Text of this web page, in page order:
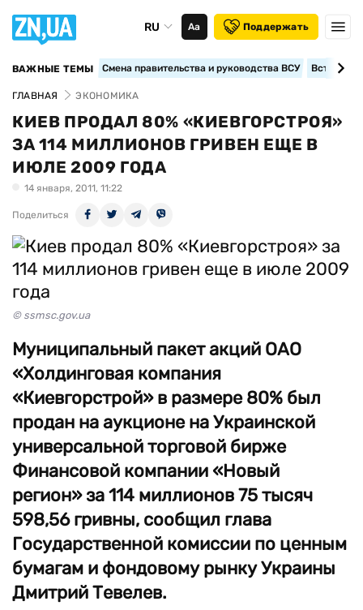
RU Аа Поддержать
ВАЖНЫЕ ТЕМЫ Смена правительства и руководства ВСУ
ГЛАВНАЯ ЭКОНОМИКА
КИЕВ ПРОДАЛ 80% «КИЕВГОРСТРОЯ»
ЗА 114 МИЛЛИОНОВ ГРИВЕН ЕЩЕ В
ИЮЛЕ 2009 ГОДА
14 января, 2011, 11:22
Поделиться
© ssmsc.gov.ua
Муниципальный пакет акций ОАО
«Холдинговая компания
«Киевгорстрой» в размере 80% был
продан на аукционе на Украинской
универсальной торговой бирже
Финансовой компании «Новый
регион» за 114 миллионов 75 тысяч
598,56 гривны, сообщил глава
Государственной комиссии по ценным
бумагам и фондовому рынку Украины
Дмитрий Тевелев.